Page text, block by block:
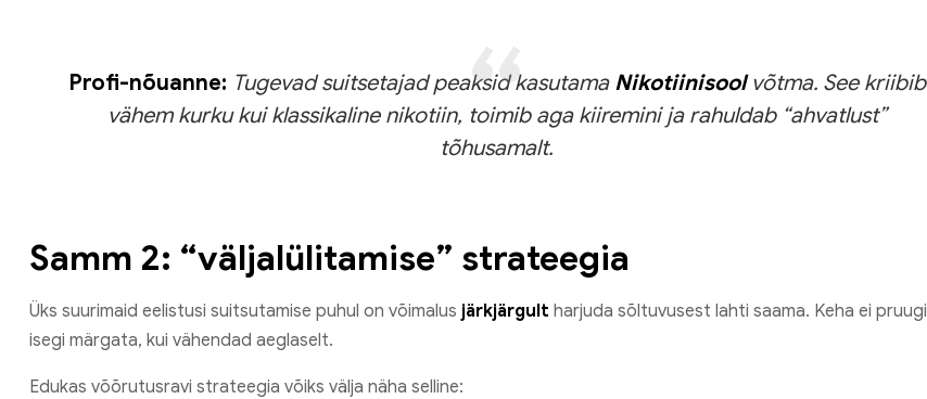
Profi-nõuanne: Tugevad suitsetajad peaksid kasutama Nikotiinisoolvõtma. See kriibib
vähem kurku kui klassikaline nikotiin, toimib aga kiiremini ja rahuldab “ahvatlust”
tõhusamalt.
Samm 2: “väljalülitamise” strateegia
Üks suurimaid eelistusi suitsutamise puhul on võimalus järkjärgult harjuda sõltuvusest lahti saama. Keha ei pruugi
isegi märgata, kui vähendad aeglaselt.
Edukas võõrutusravi strateegia võiks välja näha selline: